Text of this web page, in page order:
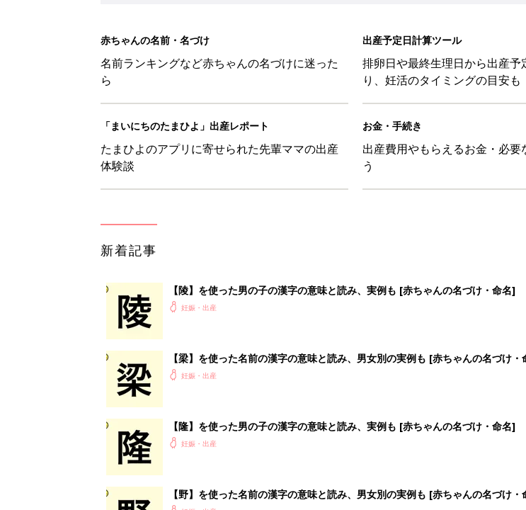
赤ちゃんの名前・名づけ
名前ランキングなど赤ちゃんの名づけに迷った
ら
出産予定日計算ツール
排卵日や最終生理日から出産予
り、妊活のタイミングの目安も
「まいにちのたまひよ」出産レポート
たまひよのアプリに寄せられた先輩ママの出産
体験談
お金・手続き
出産費用やもらえるお金・必要
う
新着記事
【陵】を使った男の子の漢字の意味と読み、実例も [赤ちゃんの名づけ・命名]
妊娠・出産
【梁】を使った名前の漢字の意味と読み、男女別の実例も [赤ちゃんの名づけ・
妊娠・出産
【隆】を使った男の子の漢字の意味と読み、実例も [赤ちゃんの名づけ・命名]
妊娠・出産
【野】を使った名前の漢字の意味と読み、男女別の実例も [赤ちゃんの名づけ・